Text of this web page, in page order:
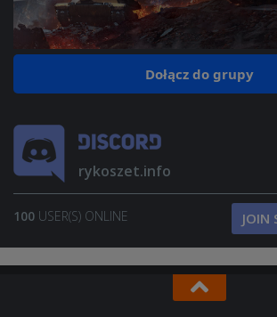
Dołącz do grupy
rykoszet.info
100 USER(S) ONLINE JOIN